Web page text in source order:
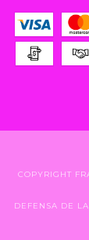
COPYRIGHT
DEFENSA DE